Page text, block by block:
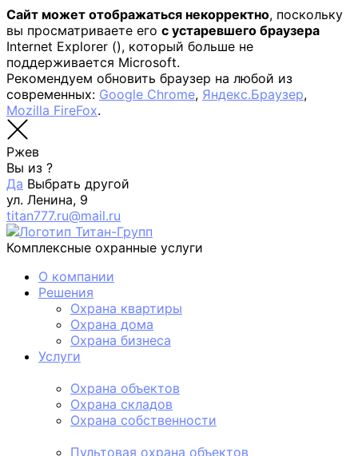
Сайт может отображаться некорректно, поскольку
вы просматриваете его с устаревшего браузера
Internet Explorer (), который больше не
поддерживается Microsoft.
Рекомендуем обновить браузер на любой из
современных: Google Chrome, Яндекс.Браузер,
Mozilla FireFox.
Ржев
Вы из ?
Да Выбрать другой
ул. Ленина, 9
titan777.ru@mail.ru
Комплексные охранные услуги
О компании
Решения
Охрана квартиры
Охрана дома
Охрана бизнеса
Услуги
Охрана объектов
Охрана складов
Охрана собственности
Пультовая охрана объектов